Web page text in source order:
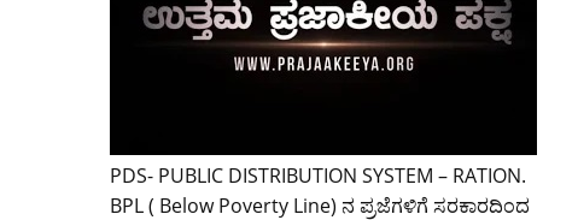
PDS- PUBLIC DISTRIBUTION SYSTEM – RATION.
BPL ( Below Poverty Line) ನ ಪ್ರಜೆಗಳಿಗೆ ಸರಕಾರದಿಂದ